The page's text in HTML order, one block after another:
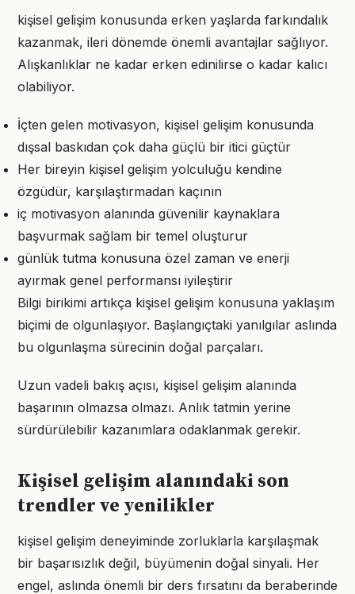
kişisel gelişim konusunda erken yaşlarda farkındalık
kazanmak, ileri dönemde önemli avantajlar sağlıyor.
Alışkanlıklar ne kadar erken edinilirse o kadar kalıcı
olabiliyor.
İçten gelen motivasyon, kişisel gelişim konusunda
dışsal baskıdan çok daha güçlü bir itici güçtür
Her bireyin kişisel gelişim yolculuğu kendine
özgüdür, karşılaştırmadan kaçının
iç motivasyon alanında güvenilir kaynaklara
başvurmak sağlam bir temel oluşturur
günlük tutma konusuna özel zaman ve enerji
ayırmak genel performansı iyileştirir
Bilgi birikimi artıkça kişisel gelişim konusuna yaklaşım
biçimi de olgunlaşıyor. Başlangıçtaki yanılgılar aslında
bu olgunlaşma sürecinin doğal parçaları.
Uzun vadeli bakış açısı, kişisel gelişim alanında
başarının olmazsa olmazı. Anlık tatmin yerine
sürdürülebilir kazanımlara odaklanmak gerekir.
Kişisel gelişim alanındaki son
trendler ve yenilikler
kişisel gelişim deneyiminde zorluklarla karşılaşmak
bir başarısızlık değil, büyümenin doğal sinyali. Her
engel, aslında önemli bir ders fırsatını da beraberinde